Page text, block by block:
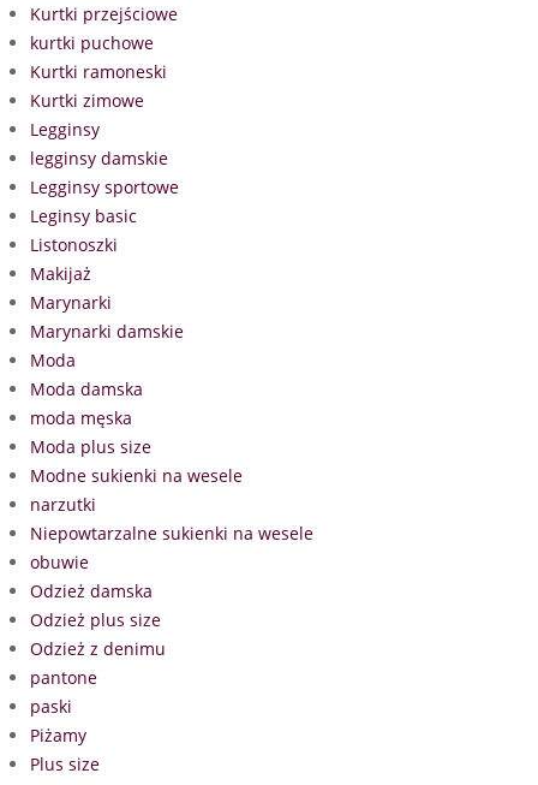
Kurtki przejściowe
kurtki puchowe
Kurtki ramoneski
Kurtki zimowe
Legginsy
legginsy damskie
Legginsy sportowe
Leginsy basic
Listonoszki
Makijaż
Marynarki
Marynarki damskie
Moda
Moda damska
moda męska
Moda plus size
Modne sukienki na wesele
narzutki
Niepowtarzalne sukienki na wesele
obuwie
Odzież damska
Odzież plus size
Odzież z denimu
pantone
paski
Piżamy
Plus size